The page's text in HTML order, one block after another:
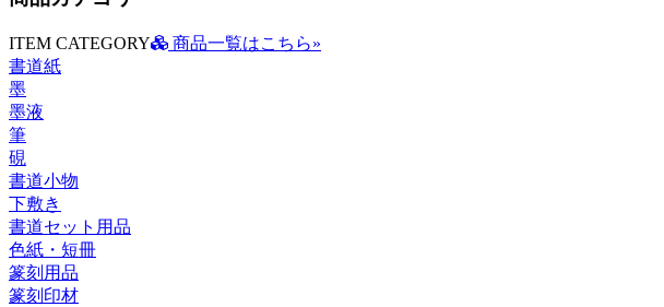
ITEM CATEGORY
商品一覧はこちら»
書道紙
墨
墨液
筆
硯
書道小物
下敷き
書道セット用品
色紙・短冊
篆刻用品
篆刻印材